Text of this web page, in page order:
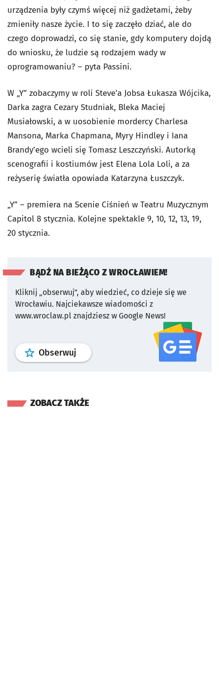
urządzenia były czymś więcej niż gadżetami, żeby
zmieniły nasze życie. I to się zaczęło dziać, ale do
czego doprowadzi, co się stanie, gdy komputery dojdą
do wniosku, że ludzie są rodzajem wady w
oprogramowaniu? – pyta Passini.
W „Y” zobaczymy w roli Steve’a Jobsa Łukasza Wójcika,
Darka zagra Cezary Studniak, Bleka Maciej
Musiałowski, a w uosobienie mordercy Charlesa
Mansona, Marka Chapmana, Myry Hindley i Iana
Brandy’ego wcieli się Tomasz Leszczyński. Autorką
scenografii i kostiumów jest Elena Lola Loli, a za
reżyserię światła opowiada Katarzyna Łuszczyk.
„Y” – premiera na Scenie Ciśnień w Teatru Muzycznym
Capitol 8 stycznia. Kolejne spektakle 9, 10, 12, 13, 19,
20 stycznia.
BĄDŹ NA BIEŻĄCO Z WROCŁAWIEM!
Kliknij „obserwuj”, aby wiedzieć, co dzieje się we
Wrocławiu. Najciekawsze wiadomości z
www.wroclaw.pl znajdziesz w Google News!
Obserwuj profil serwisu
ZOBACZ TAKŻE